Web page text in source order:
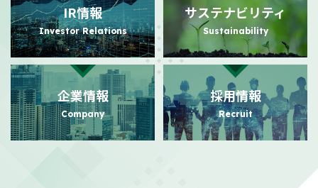
2026/07/31 PR
日本におけるビジュアルコミュニケーション事業の強化に向けた
事業基盤拡充に関するお知らせ
（140KB）
2026/07/24 PR
日本におけるビジュアルコミュニケーション事業本格展開に関す
るお知らせ
（156KB）
IR情報
Investor Relations
サステナビリティ
Sustainability
企業情報
Company
採用情報
Recruit